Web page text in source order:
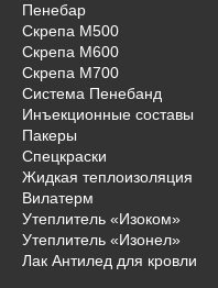
Пенебар
Скрепа М500
Скрепа М600
Скрепа М700
Система Пенебанд
Инъекционные составы
Пакеры
Спецкраски
Жидкая теплоизоляция
Вилатерм
Утеплитель «Изоком»
Утеплитель «Изонел»
Лак Антилед для кровли